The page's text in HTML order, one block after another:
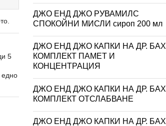
5
едно
ДЖО ЕНД ДЖО РУВАМИЛС
СПОКОЙНИ МИСЛИ сироп 200 мл
ДЖО ЕНД ДЖО КАПКИ НА ДР. БАХ
КОМПЛЕКТ ПАМЕТ И
КОНЦЕНТРАЦИЯ
ДЖО ЕНД ДЖО КАПКИ НА ДР. БАХ
КОМПЛЕКТ ОТСЛАБВАНЕ
ДЖО ЕНД ДЖО КАПКИ НА ДР. БАХ